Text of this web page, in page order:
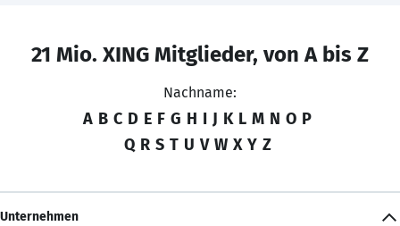
21 Mio. XING Mitglieder, von A bis Z
Nachname:
A B C D E F G H I J K L M N O P
Q R S T U V W X Y Z
Unternehmen